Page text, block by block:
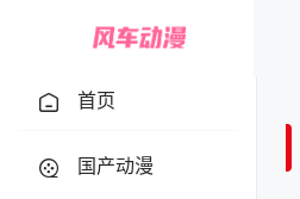
首页
国产动漫